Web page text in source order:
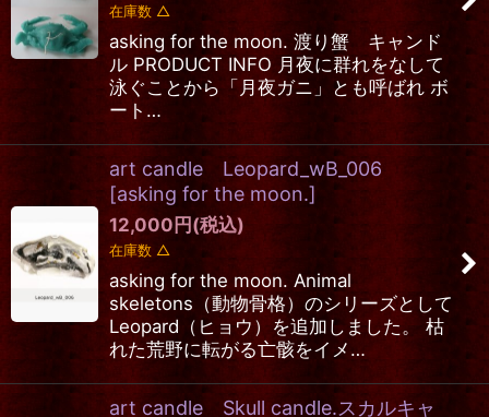
在庫数 △
asking for the moon. 渡り蟹 キャンド
ル PRODUCT INFO 月夜に群れをなして
泳ぐことから「月夜ガニ」とも呼ばれ ボ
ート…
art candle Leopard_wB_006
[asking for the moon.]
12,000円(税込)
在庫数 △
asking for the moon. Animal
skeletons（動物骨格）のシリーズとして
Leopard（ヒョウ）を追加しました。 枯
れた荒野に転がる亡骸をイメ…
art candle Skull candle.スカルキャ